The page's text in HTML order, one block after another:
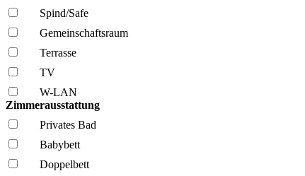
Spind/Safe
Gemeinschafts­raum
Terrasse
TV
W-LAN
Zimmerausstattung
Privates Bad
Babybett
Doppelbett